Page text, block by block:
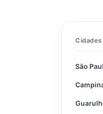
Cidades
São